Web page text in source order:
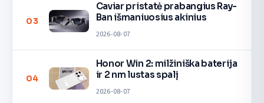
03
Caviar pristatė prabangius Ray-
Ban išmaniuosius akinius
2026-08-07
04
Honor Win 2: milžiniška baterija
ir 2 nm lustas spalį
2026-08-07